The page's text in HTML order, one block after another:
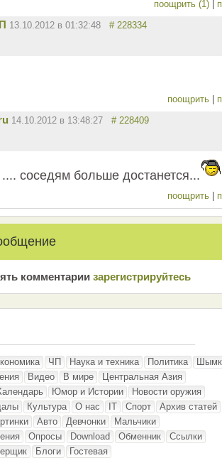
поощрить (1)
13.10.2012 в 01:32:48 # 228334
поощрить
14.10.2012 в 13:48:27 # 228409
.... соседям больше достанется...
поощрить
комментарии зарeгиcтрирyйтeсь
ЧП Наука и техника Политика
Видео В мире
Центральная Азия
Юмор и Истории
Новости оружия
Культура О нас IT Спорт
Архив статей
Авто Девчонки
Мальчики
Опросы Download Обменник
Ссылки
Блоги Гостевая